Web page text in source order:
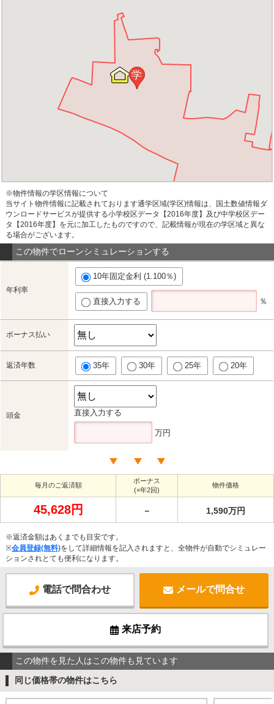
学
※物件情報の学区情報について
当サイト物件情報に記載されております通学区域(学区)情報は、国土数値情報ダ
ウンロードサービスが提供する小学校区データ【2016年度】及び中学校区デー
タ【2016年度】を元に加工したものですので、記載情報が現在の学区域と異な
る場合がございます。
この物件でローンシミュレーションする
年利率
10年固定金利 (1.100％)
直接入力する ％
ボーナス払い
返済年数 35年 30年 25年 20年
頭金 直接入力する
万円
毎月のご返済額
ボーナス
(×年2回)
物件価格
45,628円 － 1,590万円
※返済金額はあくまでも目安です。
※会員登録(無料)をして詳細情報を記入されますと、全物件が自動でシミュレー
ションされとても便利になります。
電話で問合わせ メールで問合せ
来店予約
この物件を見た人はこの物件も見ています
同じ価格帯の物件はこちら